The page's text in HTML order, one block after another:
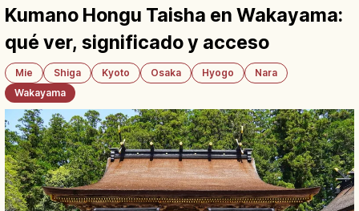
Kumano Hongu Taisha en Wakayama:
qué ver, significado y acceso
Mie Shiga Kyoto Osaka Hyogo
Nara
Wakayama